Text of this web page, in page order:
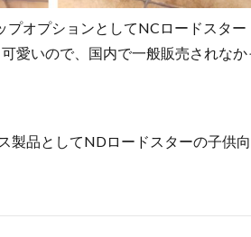
オプションとしてNCロードスター
愛いので、国内で一般販売されなか
製品としてNDロードスターの子供